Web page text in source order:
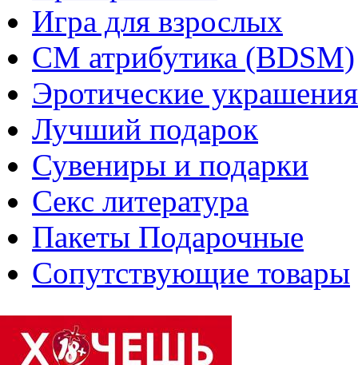
Игра для взрослых
СМ атрибутика (BDSM)
Эротические
Лучший подарок
Сувениры и подарки
Секс литература
Пакеты Подарочные
Сопутствующие товары